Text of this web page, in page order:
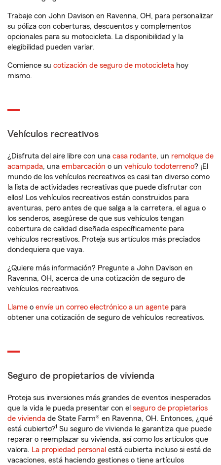
Trabaje con John Davison en Ravenna, OH, para personalizar
su póliza con coberturas, descuentos y complementos
opcionales para su motocicleta. La disponibilidad y la
elegibilidad pueden variar.
Comience su cotización de seguro de motocicleta hoy
mismo.
Vehículos recreativos
¿Disfruta del aire libre con una casa rodante, un remolque de
acampada, una embarcación o un vehículo todoterreno? ¡El
mundo de los vehículos recreativos es casi tan diverso como
la lista de actividades recreativas que puede disfrutar con
ellos! Los vehículos recreativos están construidos para
aventuras, pero antes de que salga a la carretera, el agua o
los senderos, asegúrese de que sus vehículos tengan
cobertura de calidad diseñada específicamente para
vehículos recreativos. Proteja sus artículos más preciados
dondequiera que vaya.
¿Quiere más información? Pregunte a John Davison en
Ravenna, OH, acerca de una cotización de seguro de
vehículos recreativos.
Llame o envíe un correo electrónico a un agente para
obtener una cotización de seguro de vehículos recreativos.
Seguro de propietarios de vivienda
Proteja sus inversiones más grandes de eventos inesperados
que la vida le pueda presentar con el seguro de propietarios
de vivienda de State Farm® en Ravenna, OH. Entonces, ¿qué
está cubierto?1 Su seguro de vivienda le garantiza que puede
reparar o reemplazar su vivienda, así como los artículos que
valora. La propiedad personal está cubierta incluso si está de
vacaciones, está haciendo gestiones o tiene artículos